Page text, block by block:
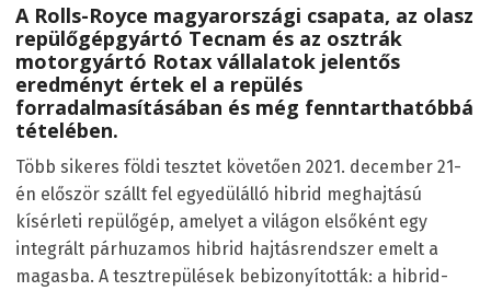
A Rolls-Royce magyarországi csapata, az olasz
repülőgépgyártó Tecnam és az osztrák
motorgyártó Rotax vállalatok jelentős
eredményt értek el a repülés
forradalmasításában és még fenntarthatóbbá
tételében.
Több sikeres földi tesztet követően 2021. december 21-
én először szállt fel egyedülálló hibrid meghajtású
kísérleti repülőgép, amelyet a világon elsőként egy
integrált párhuzamos hibrid hajtásrendszer emelt a
magasba. A tesztrepülések bebizonyították: a hibrid-